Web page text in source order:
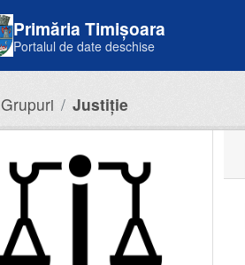
Primăria Timișoara
Portalul de date deschise
Grupuri Justiție